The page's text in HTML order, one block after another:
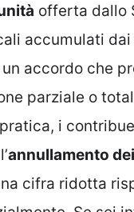
offerta dallo
accumulati
accordo che
parziale o
i
annullamento
cifra ridotta